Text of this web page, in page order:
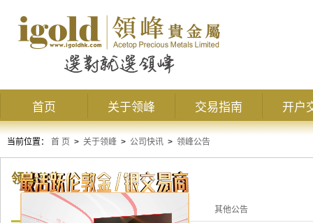
首页 关于领峰 交易指南 开户
当前位置： 首 页 > 关于领峰 > 公司快讯 > 领峰公告
领峰公告
其他公告